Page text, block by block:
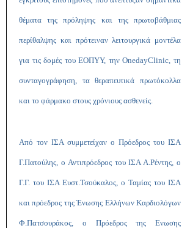
θέματα της πρόληψης και της πρωτοβάθμιας
περίθαλψης και πρότειναν λειτουργικά μοντέλα
για τις δομές του ΕΟΠΥΥ, τηνOnedayClinic, τη
συνταγογράφηση, τα θεραπευτικά πρωτόκολλα
και το φάρμακο στους χρόνιους ασθενείς.
Από τον ΙΣΑ συμμετείχαν ο Πρόεδρος του ΙΣΑ
Γ.Πατούλης, ο Αντιπρόεδρος του ΙΣΑ Α.Ρέντης, ο
Γ.Γ. του ΙΣΑ Ευστ.Τσούκαλος, ο Ταμίας του ΙΣΑ
και πρόεδρος της Ένωσης Ελλήνων Καρδιολόγων
Φ.Πατσουράκος, ο Πρόεδρος της Ενωσης